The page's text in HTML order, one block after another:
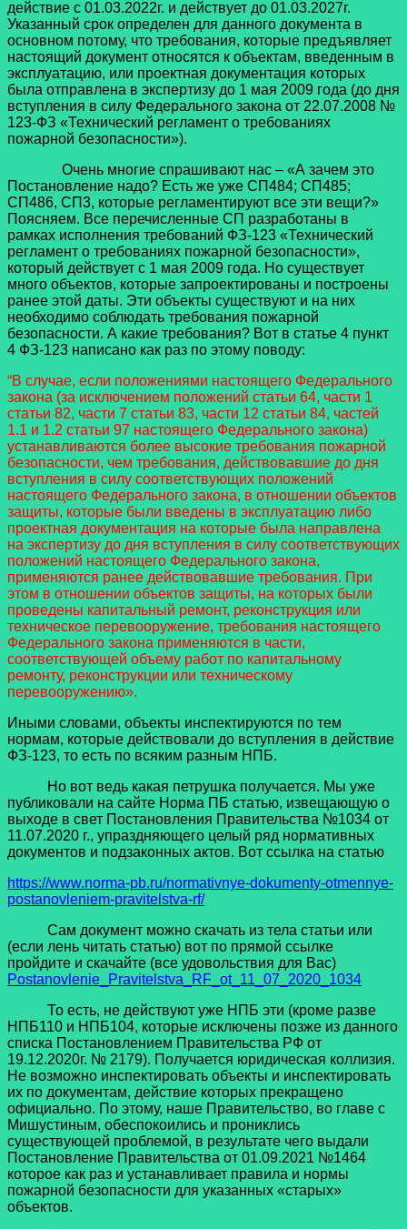
действие с 01.03.2022г. и действует до 01.03.2027г.
Указанный срок определен для данного документа в
основном потому, что требования, которые предъявляет
настоящий документ относятся к объектам, введенным в
эксплуатацию, или проектная документация которых
была отправлена в экспертизу до 1 мая 2009 года (до дня
вступления в силу Федерального закона от 22.07.2008 №
123-ФЗ «Технический регламент о требованиях
пожарной безопасности»).
Очень многие спрашивают нас – «А зачем это
Постановление надо? Есть же уже СП484; СП485;
СП486, СП3, которые регламентируют все эти вещи?»
Поясняем. Все перечисленные СП разработаны в
рамках исполнения требований ФЗ-123 «Технический
регламент о требованиях пожарной безопасности»,
который действует с 1 мая 2009 года. Но существует
много объектов, которые запроектированы и построены
ранее этой даты. Эти объекты существуют и на них
необходимо соблюдать требования пожарной
безопасности. А какие требования? Вот в статье 4 пункт
4 ФЗ-123 написано как раз по этому поводу:
“В случае, если положениями настоящего Федерального
закона (за исключением положений статьи 64, части 1
статьи 82, части 7 статьи 83, части 12 статьи 84, частей
1.1 и 1.2 статьи 97 настоящего Федерального закона)
устанавливаются более высокие требования пожарной
безопасности, чем требования, действовавшие до дня
вступления в силу соответствующих положений
настоящего Федерального закона, в отношении объектов
защиты, которые были введены в эксплуатацию либо
проектная документация на которые была направлена
на экспертизу до дня вступления в силу соответствующих
положений настоящего Федерального закона,
применяются ранее действовавшие требования. При
этом в отношении объектов защиты, на которых были
проведены капитальный ремонт, реконструкция или
техническое перевооружение, требования настоящего
Федерального закона применяются в части,
соответствующей объему работ по капитальному
ремонту, реконструкции или техническому
перевооружению».
Иными словами, объекты инспектируются по тем
нормам, которые действовали до вступления в действие
ФЗ-123, то есть по всяким разным НПБ.
Но вот ведь какая петрушка получается. Мы уже
публиковали на сайте Норма ПБ статью, извещающую о
выходе в свет Постановления Правительства №1034 от
11.07.2020 г., упраздняющего целый ряд нормативных
документов и подзаконных актов. Вот ссылка на статью
https://www.norma-pb.ru/normativnye-dokumenty-otmennye-
postanovleniem-pravitelstva-rf/
Сам документ можно скачать из тела статьи или
(если лень читать статью) вот по прямой ссылке
пройдите и скачайте (все удовольствия для Вас)
Postanovlenie_Pravitelstva_RF_ot_11_07_2020_1034
То есть, не действуют уже НПБ эти (кроме разве
НПБ110 и НПБ104, которые исключены позже из данного
списка Постановлением Правительства РФ от
19.12.2020г. № 2179). Получается юридическая коллизия.
Не возможно инспектировать объекты и инспектировать
их по документам, действие которых прекращено
официально. По этому, наше Правительство, во главе с
Мишустиным, обеспокоились и прониклись
существующей проблемой, в результате чего выдали
Постановление Правительства от 01.09.2021 №1464
которое как раз и устанавливает правила и нормы
пожарной безопасности для указанных «старых»
объектов.